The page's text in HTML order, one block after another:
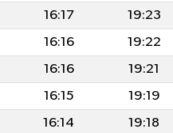
16:17 19:23
16:16 19:22
16:16 19:21
16:15 19:19
16:14 19:18